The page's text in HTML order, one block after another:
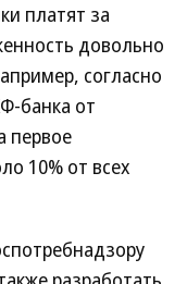
платят за
довольно
согласно
банка от
первое
10% от всех